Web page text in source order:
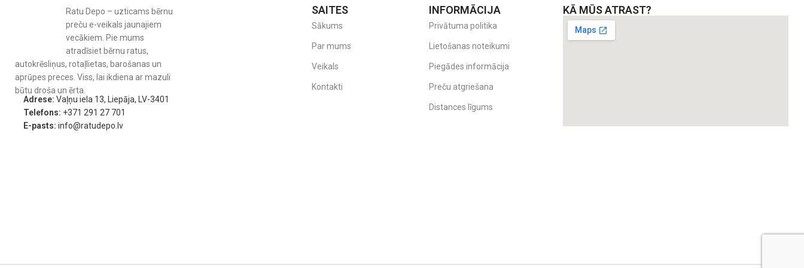
Ratu Depo – uzticams bērnu
preču e-veikals jaunajiem
vecākiem. Pie mums
atradīsiet bērnu ratus,
autokrēsliņus, rotaļlietas, barošanas un
aprūpes preces. Viss, lai ikdiena ar mazuli
būtu droša un ērta.
Adrese: Vaļņu iela 13, Liepāja, LV-3401
Telefons: +371 291 27 701
E-pasts: info@ratudepo.lv
SAITES
Sākums
Par mums
Veikals
Kontakti
INFORMĀCIJA
Privātuma politika
Lietošanas noteikumi
Piegādes informācija
Preču atgriešana
Distances līgums
KĀ MŪS ATRAST?